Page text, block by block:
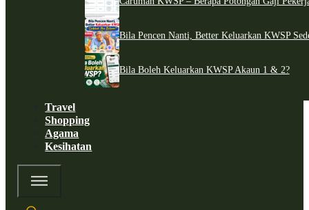
Bila Pencen Nanti, Better Keluarkan KWSP
Bila Boleh Keluarkan KWSP Akaun 1 & 2?
Travel
Shopping
Agama
Kesihatan